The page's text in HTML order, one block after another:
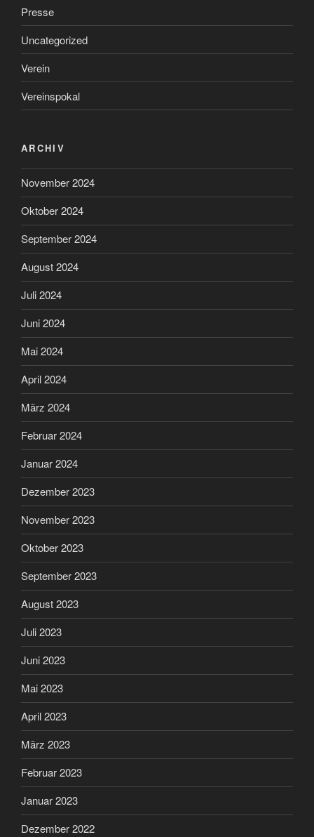
Presse
Uncategorized
Verein
Vereinspokal
ARCHIV
November 2024
Oktober 2024
September 2024
August 2024
Juli 2024
Juni 2024
Mai 2024
April 2024
März 2024
Februar 2024
Januar 2024
Dezember 2023
November 2023
Oktober 2023
September 2023
August 2023
Juli 2023
Juni 2023
Mai 2023
April 2023
März 2023
Februar 2023
Januar 2023
Dezember 2022